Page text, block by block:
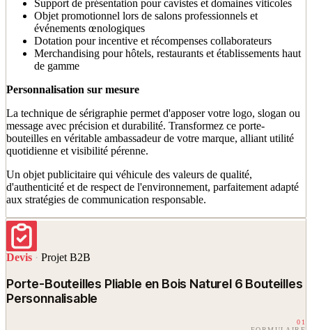
Support de présentation pour cavistes et domaines viticoles
Objet promotionnel lors de salons professionnels et
événements œnologiques
Dotation pour incentive et récompenses collaborateurs
Merchandising pour hôtels, restaurants et établissements haut
de gamme
Personnalisation sur mesure
La technique de sérigraphie permet d'apposer votre logo, slogan ou
message avec précision et durabilité. Transformez ce porte-
bouteilles en véritable ambassadeur de votre marque, alliant utilité
quotidienne et visibilité pérenne.
Un objet publicitaire qui véhicule des valeurs de qualité,
d'authenticité et de respect de l'environnement, parfaitement adapté
aux stratégies de communication responsable.
Devis · Projet B2B
Porte-Bouteilles Pliable en Bois Naturel 6 Bouteilles
Personnalisable
01